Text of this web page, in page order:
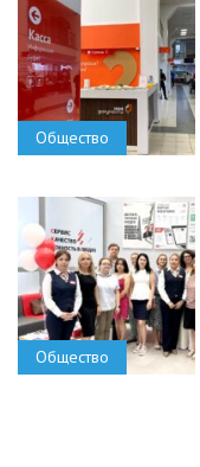
Общество
Общество